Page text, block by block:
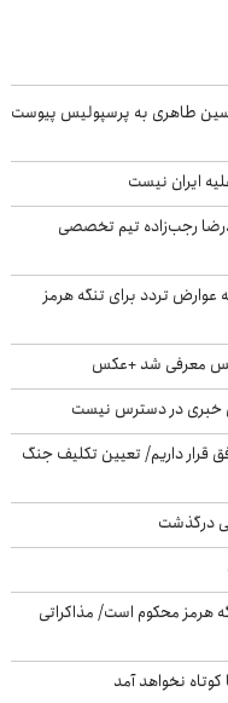
طاهری به پرسپولیس پیوست
ایران نیست
رجب‌زاده تیم تخصصی
عوارض تردد برای تنگه هرمز
معرفی شد +عکس
خبری در دسترس نیست
قرار داریم/ تعیین تکلیف جنگ
درگذشت
هرمز محکوم است/ مذاکراتی
نخواهد آمد